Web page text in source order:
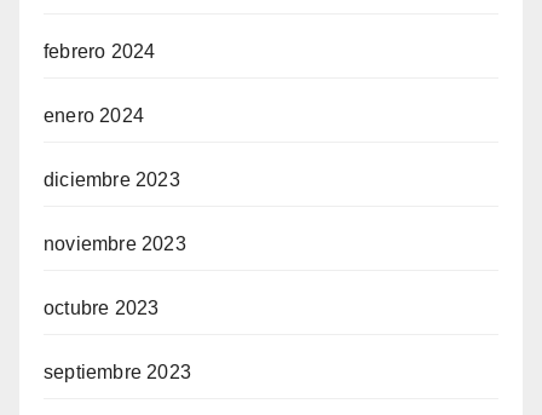
febrero 2024
enero 2024
diciembre 2023
noviembre 2023
octubre 2023
septiembre 2023